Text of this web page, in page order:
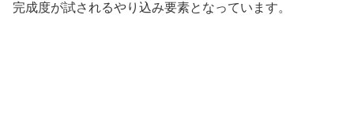
完成度が試されるやり込み要素となっています。